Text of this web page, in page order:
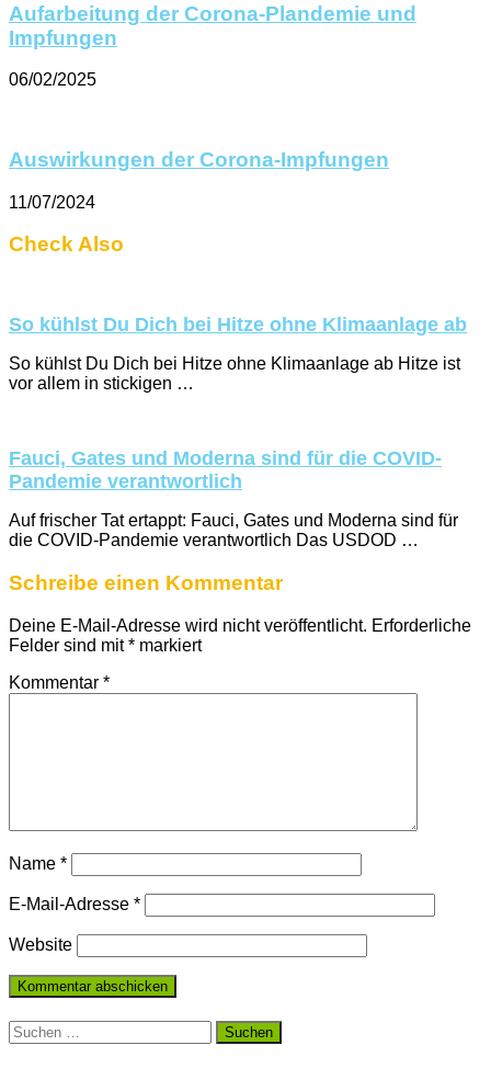
Aufarbeitung der Corona-Plandemie und
Impfungen
06/02/2025
Auswirkungen der Corona-Impfungen
11/07/2024
Check Also
So kühlst Du Dich bei Hitze ohne Klimaanlage ab
So kühlst Du Dich bei Hitze ohne Klimaanlage ab Hitze ist
vor allem in stickigen …
Fauci, Gates und Moderna sind für die COVID-
Pandemie verantwortlich
Auf frischer Tat ertappt: Fauci, Gates und Moderna sind für
die COVID-Pandemie verantwortlich Das USDOD …
Schreibe einen Kommentar
Deine E-Mail-Adresse wird nicht veröffentlicht. Erforderliche
Felder sind mit* markiert
Kommentar *
Name *
E-Mail-Adresse *
Website
Suchen
nach: